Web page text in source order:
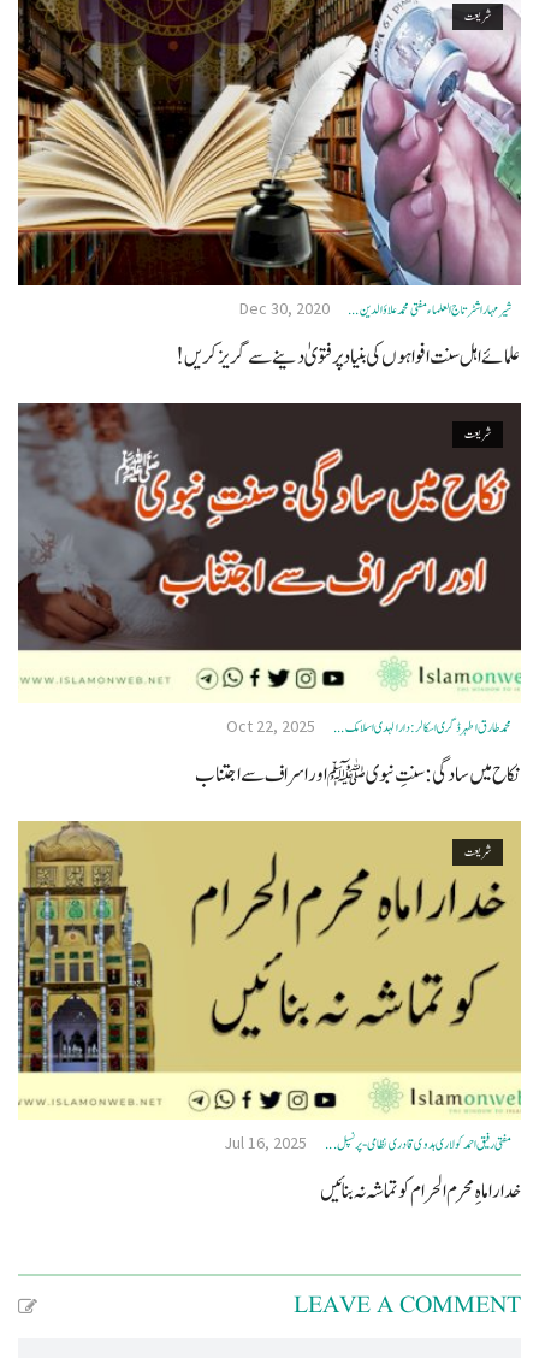
شریعت
شیر مہا راشٹرتاج العلماء مفتی محمد علاؤالدین ... Dec 30, 2020
علمائے اہل سنت افواہوں کی بنیاد پر فتویٰ دینے سے گریز کریں!
شریعت
محمد طارق اطہر ڈگری اسکالر: دار الہدی اسلامک ... Oct 22, 2025
نکاح میں سادگی: سنتِ نبوی ﷺ اور اسراف سے اجتناب
شریعت
مفتی رفیق احمد کولاری ہدوی قادری نظامی- پرنسپل ... Jul 16, 2025
خدارا ماهِ محرم الحرام کو تماشہ نہ بنائیں
LEAVE A COMMENT